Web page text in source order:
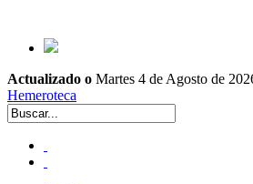
Actualizado o Martes 4 de Agosto de
Hemeroteca